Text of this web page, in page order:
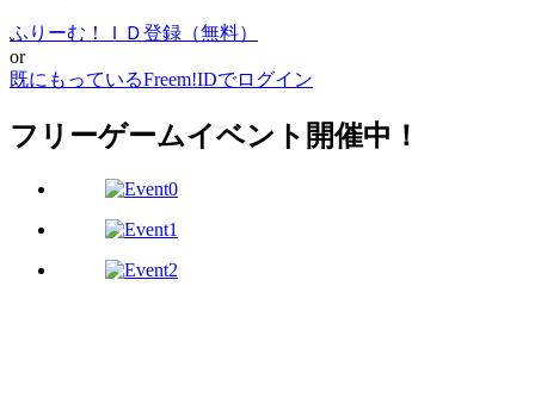
ふりーむ！ＩＤ登録（無料）
or
既にもっているFreem!IDでログイン
フリーゲームイベント開催中！